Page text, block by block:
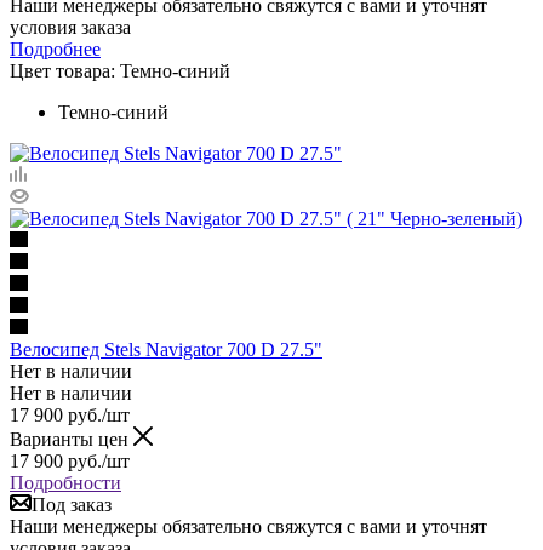
Наши менеджеры обязательно свяжутся с вами и уточнят
условия заказа
Подробнее
Цвет товара: Темно-синий
Темно-синий
Велосипед Stels Navigator 700 D 27.5"
Нет в наличии
Нет в наличии
17 900 руб./шт
Варианты цен
17 900 руб./шт
Подробности
Под заказ
Наши менеджеры обязательно свяжутся с вами и уточнят